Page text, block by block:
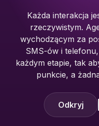
Każda interakcja
rzeczywistym.
wychodzącym za
SMS-ów i
każdym etapie, tak
punkcie, a
Odkryj